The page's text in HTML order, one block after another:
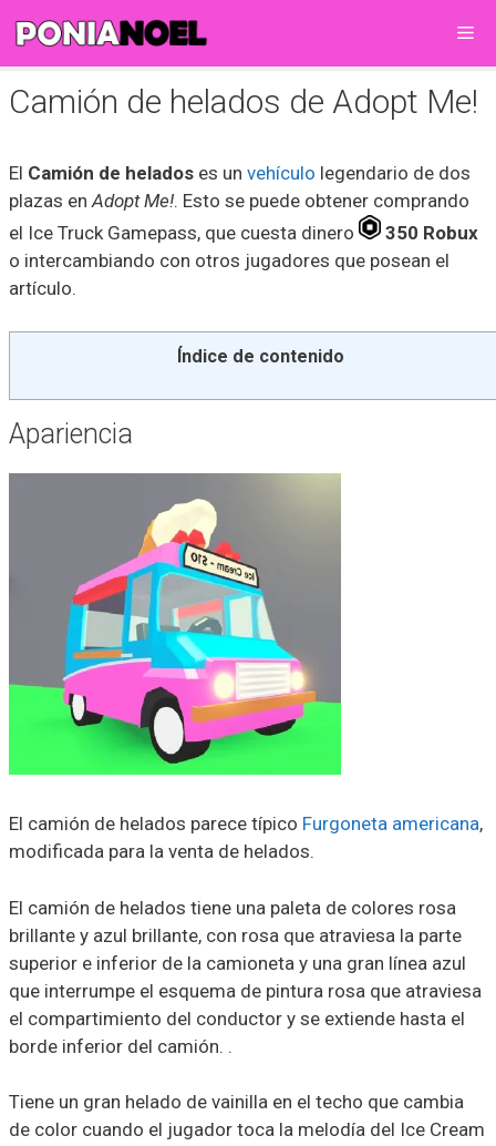
contenido
Camión de helados de Adopt Me!
El Camión de helados es un vehículo legendario de dos
plazas enAdopt Me!. Esto se puede obtener comprando
el Ice Truck Gamepass, que cuesta dinero
350 Robux
o intercambiando con otros jugadores que posean el
artículo.
Índice de contenido
Apariencia
El camión de helados parece típico Furgoneta americana,
modificada para la venta de helados.
El camión de helados tiene una paleta de colores rosa
brillante y azul brillante, con rosa que atraviesa la parte
superior e inferior de la camioneta y una gran línea azul
que interrumpe el esquema de pintura rosa que atraviesa
el compartimiento del conductor y se extiende hasta el
borde inferior del camión. .
Tiene un gran helado de vainilla en el techo que cambia
de color cuando el jugador toca la melodía del Ice Cream